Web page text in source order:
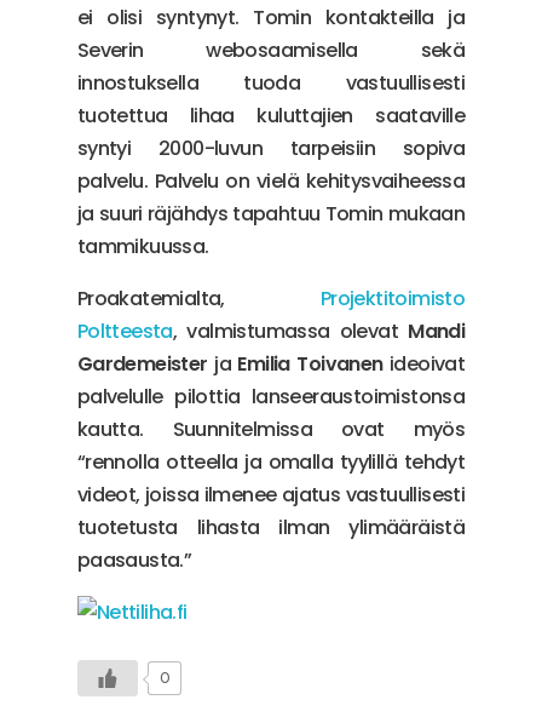
ei olisi syntynyt. Tomin kontakteilla ja
Severin webosaamisella sekä
innostuksella tuoda vastuullisesti
tuotettua lihaa kuluttajien saataville
syntyi 2000-luvun tarpeisiin sopiva
palvelu. Palvelu on vielä kehitysvaiheessa
ja suuri räjähdys tapahtuu Tomin mukaan
tammikuussa.
Proakatemialta, Projektitoimisto
Poltteesta, valmistumassa olevat Mandi
Gardemeister ja Emilia Toivanenideoivat
palvelulle pilottia lanseeraustoimistonsa
kautta. Suunnitelmissa ovat myös
“rennolla otteella ja omalla tyylillä tehdyt
videot, joissa ilmenee ajatus vastuullisesti
tuotetusta lihasta ilman ylimääräistä
paasausta.”
0